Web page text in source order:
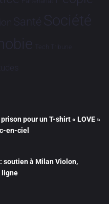
Santé Société
Tech Tribune
pour un T-shirt « LOVE »
en-ciel
soutien à Milan Violon,
ligne